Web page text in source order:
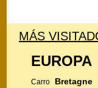
MÁS
EUROPA
Carro Bretagne